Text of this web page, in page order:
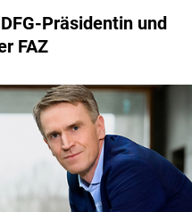
Präsidentin und
FAZ